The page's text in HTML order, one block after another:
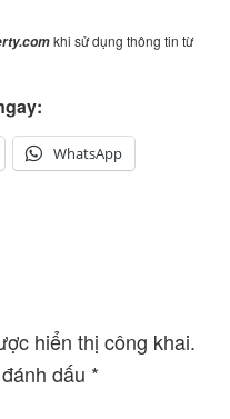
khi sử dụng thông tin từ
WhatsApp
hiển thị công khai.
dấu *